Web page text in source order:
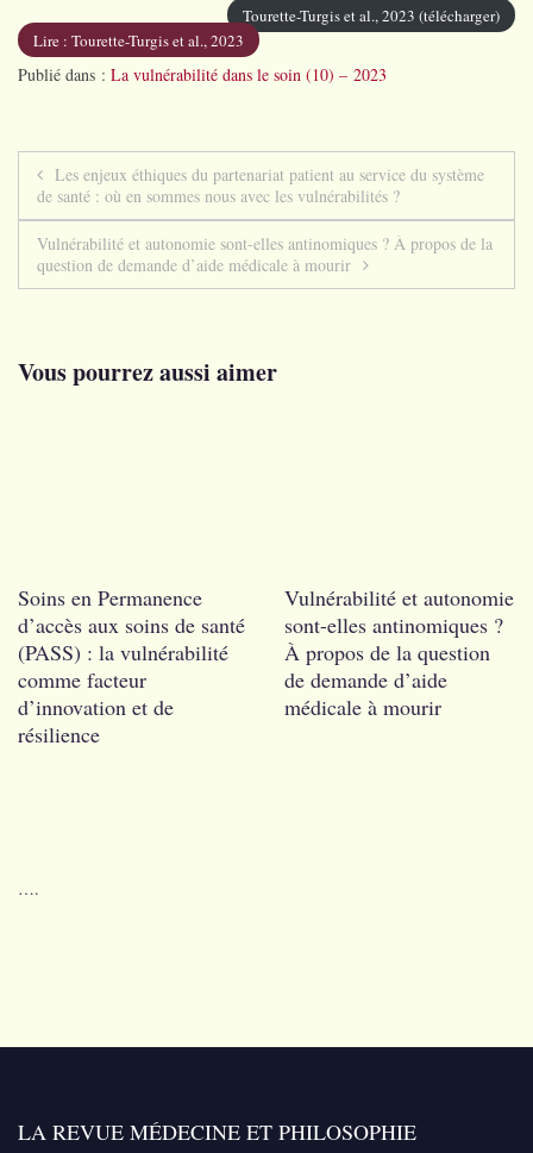
Tourette-Turgis et al., 2023 (télécharger)
Lire : Tourette-Turgis et al., 2023
Publié dans : La vulnérabilité dans le soin (10) – 2023
Navigation
de
l’article
Les enjeux éthiques du partenariat patient au service du système
de santé : où en sommes nous avec les vulnérabilités ?
Vulnérabilité et autonomie sont-elles antinomiques ? À propos de la
question de demande d’aide médicale à mourir
Vous pourrez aussi aimer
Soins en Permanence
d’accès aux soins de santé
(PASS) : la vulnérabilité
comme facteur
d’innovation et de
résilience
Vulnérabilité et autonomie
sont-elles antinomiques ?
À propos de la question
de demande d’aide
médicale à mourir
….
LA REVUE MÉDECINE ET PHILOSOPHIE